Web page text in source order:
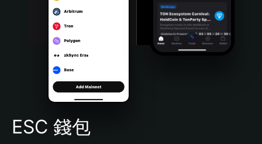
Bahasa Indonesia
Português (Brasil)
Español (Argentina)
ESC 錢包